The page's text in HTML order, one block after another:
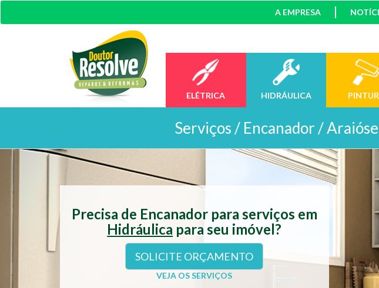
A EMPRESA
ELÉTRICA HIDRÁULICA
Serviços / Encanador /
Precisa de Encanador para serviços em
Hidráulica para seu imóvel?
SOLICITE ORÇAMENTO
VEJA OS SERVIÇOS